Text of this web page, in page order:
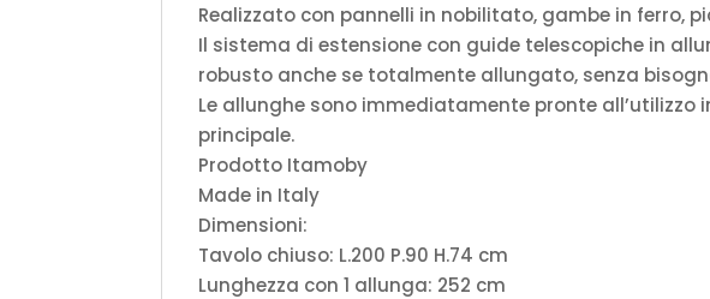
Realizzato con pannelli in nobilitato, gambe in ferro,
Il sistema di estensione con guide telescopiche in
robusto anche se totalmente allungato, senza
Le allunghe sono immediatamente pronte
principale.
Prodotto Itamoby
Made in Italy
Dimensioni:
Tavolo chiuso: L.200 P.90 H.74 cm
Lunghezza con 1 allunga: 252 cm